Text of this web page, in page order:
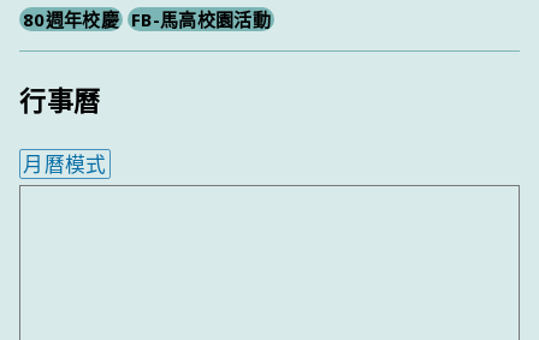
80週年校慶 FB-馬高校園活動
行事曆
月曆模式